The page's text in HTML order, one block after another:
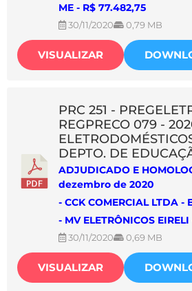
ME - R$ 77.482,75
30/11/2020 0,79 MB
VISUALIZAR
PRC 251 -
REGPRECO 079 -
DEPTO. DE
ADJUDICADO E
dezembro de 2020
- CCK COMERCIAL LTDA -
- MV ELETRÔNICOS
30/11/2020 0,69 MB
VISUALIZAR